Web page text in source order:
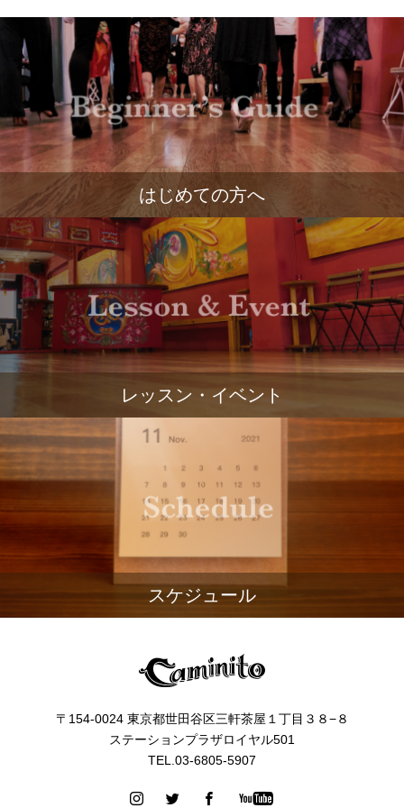
はじめての方へ
レッスン・イベント
スケジュール
〒154-0024 東京都世田谷区三軒茶屋１丁目３８−８
ステーションプラザロイヤル501
TEL.03-6805-5907